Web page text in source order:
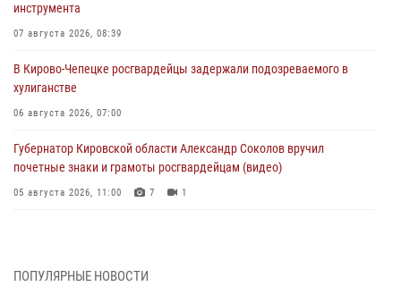
инструмента
07 августа 2026, 08:39
В Кирово-Чепецке росгвардейцы задержали подозреваемого в
хулиганстве
06 августа 2026, 07:00
Губернатор Кировской области Александр Соколов вручил
почетные знаки и грамоты росгвардейцам (видео)
05 августа 2026, 11:00 7 1
04 августа 2026, 09:30
ПОПУЛЯРНЫЕ НОВОСТИ